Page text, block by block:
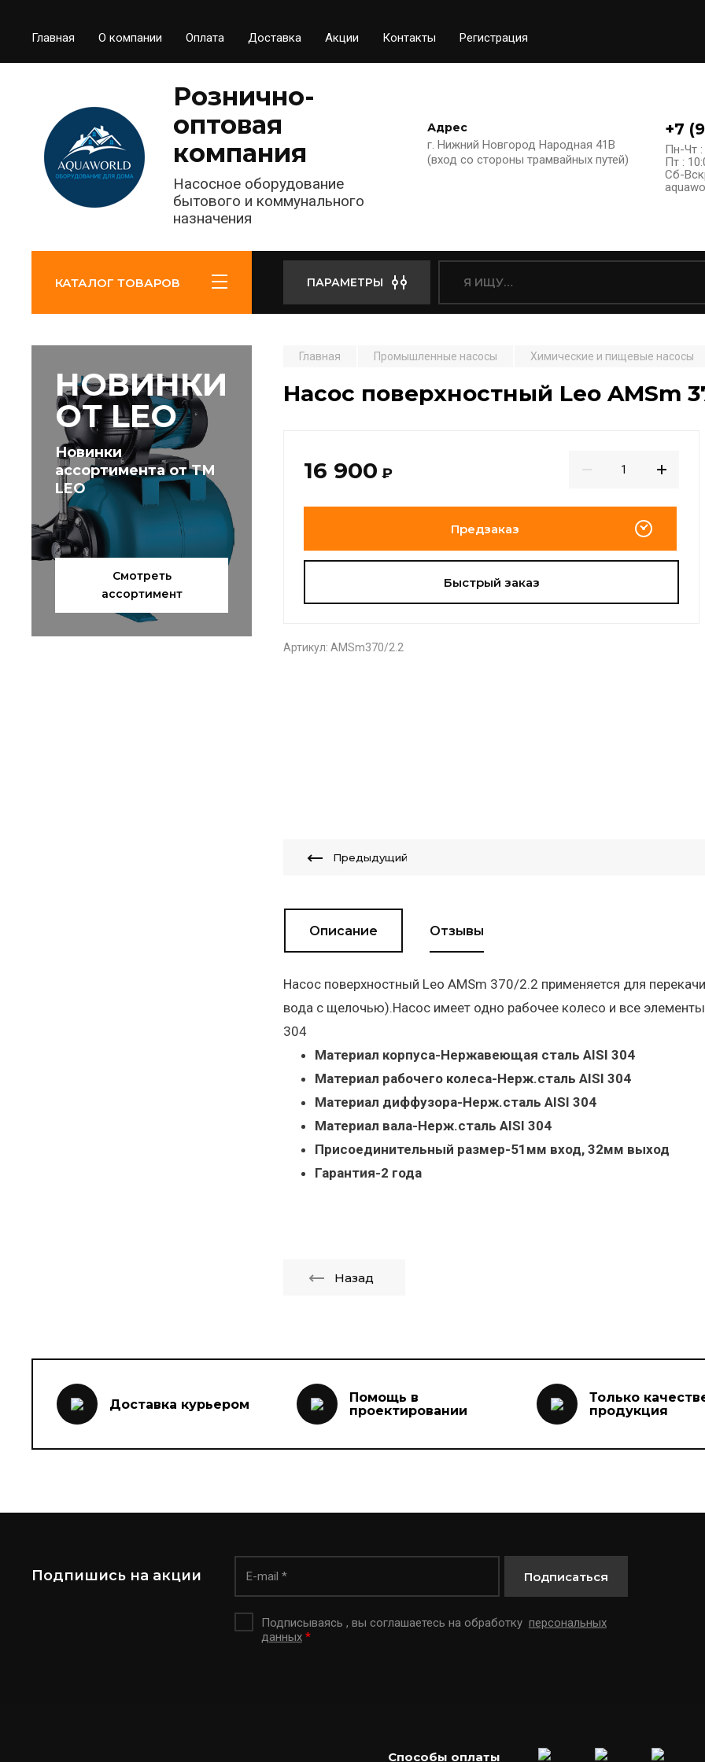
Главная О компании Оплата Доставка Акции Контакты Регистрация
Рознично-
оптовая
компания
Насосное оборудование
бытового и коммунального
назначения
Адрес
г. Нижний Новгород Народная 41В
(вход со стороны трамвайных путей)
+7
Пн-Чт :
Пт :
Сб-
КАТАЛОГ ТОВАРОВ ПАРАМЕТРЫ
НОВИНКИ
ОТ LEO
Новинки
ассортимента от ТМ
LEO
Смотреть
ассортимент
Главная Промышленные насосы Химические и пищевые насосы
Насос поверхностный Leo AMSm
16 900 ₽
Предзаказ
Быстрый заказ
Артикул: AMSm370/2.2
Предыдущий
Описание Отзывы
Насос поверхностный Leo AMSm 370/2.2 применяется для
вода с щелочью).Насос имеет одно рабочее колесо и все
304
Материал корпуса-Нержавеющая сталь AISI 304
Материал рабочего колеса-Нерж.сталь AISI 304
Материал диффузора-Нерж.сталь AISI 304
Материал вала-Нерж.сталь AISI 304
Присоединительный размер-51мм вход, 32мм выход
Гарантия-2 года
Назад
Доставка курьером
Помощь в
проектировании
Только
продукция
Подпишись на акции
Подписываясь , вы соглашаетесь на обработку персональных
данных *
Подписаться
Способы оплаты